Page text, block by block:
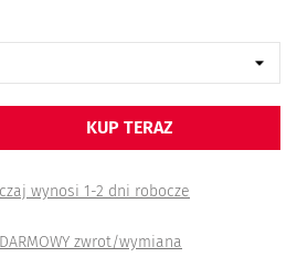
KUP TERAZ
wynosi 1-2 dni robocze
DARMOWY zwrot/wymiana